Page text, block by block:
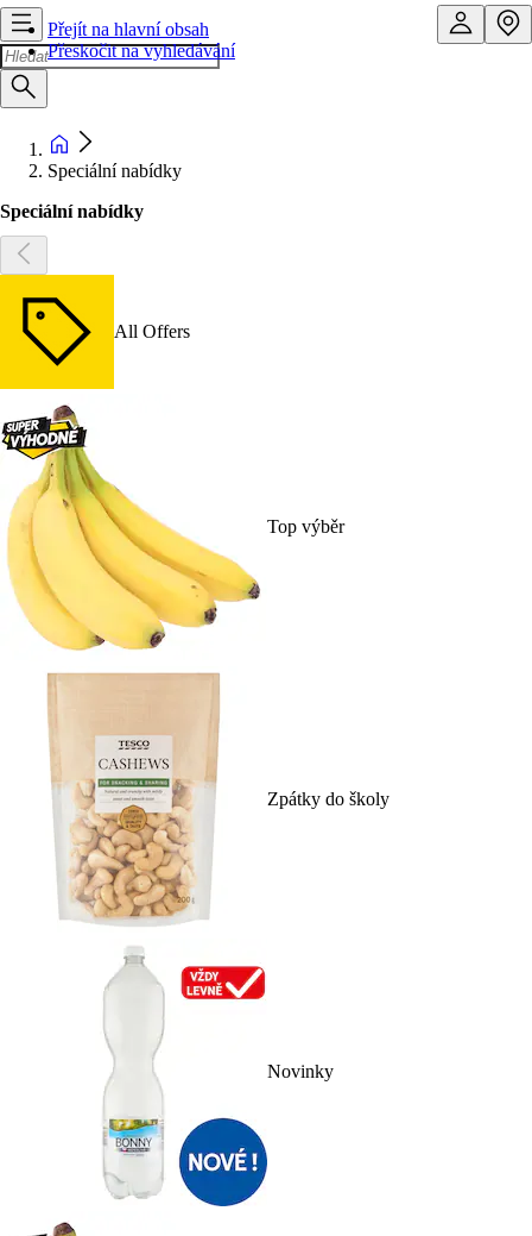
Přejít na hlavní obsah
Přeskočit na vyhledávání
Speciální nabídky
Speciální nabídky
All Offers
Top výběr
Zpátky do školy
Novinky